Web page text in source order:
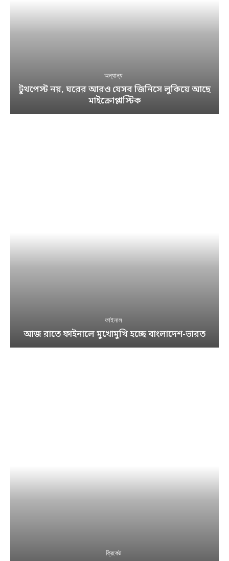
অন্যান্য
টুথপেস্ট নয়, ঘরের আরও যেসব জিনিসে লুকিয়ে আছে
মাইক্রোপ্লাস্টিক
ফাইনাল
আজ রাতে ফাইনালে মুখোমুখি হচ্ছে বাংলাদেশ-ভারত
ক্রিকেট